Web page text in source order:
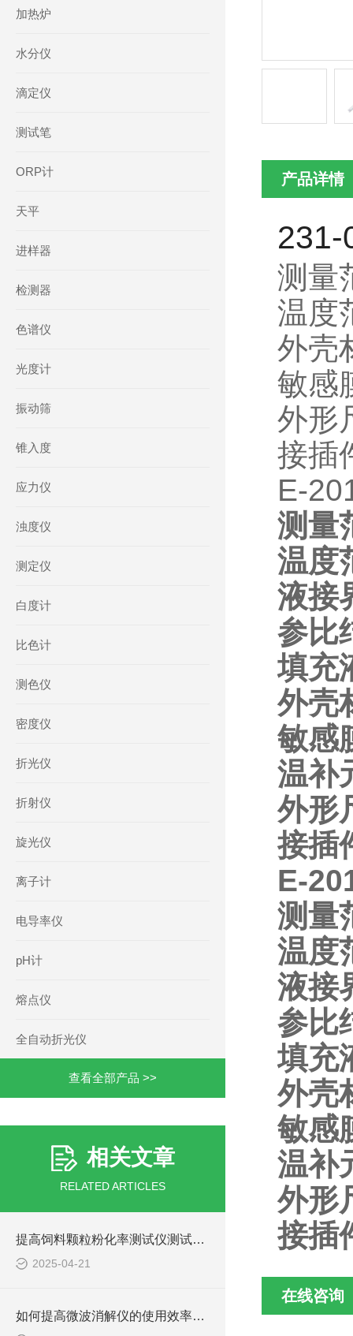
加热炉
水分仪
滴定仪
测试笔
ORP计
天平
进样器
检测器
色谱仪
光度计
振动筛
锥入度
应力仪
浊度仪
测定仪
白度计
比色计
测色仪
密度仪
折光仪
折射仪
旋光仪
离子计
电导率仪
pH计
熔点仪
全自动折光仪
查看全部产品 >>
相关文章
RELATED ARTICLES
提高饲料颗粒粉化率测试仪测试精度的技术方法
2025-04-21
如何提高微波消解仪的使用效率与安全性？
产品详情
231-
测量
温度
外壳
敏感
外形
接插
E-
测量
温度
液接
参比
填充
外壳
敏感
温补
外形
接插
E-
测量
温度
液接
参比
填充
外壳
敏感
温补
外形
接插
在线咨询